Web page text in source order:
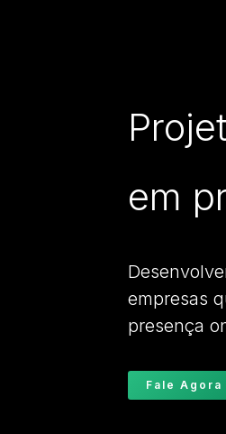
em
empresas
presença
Fale Agora